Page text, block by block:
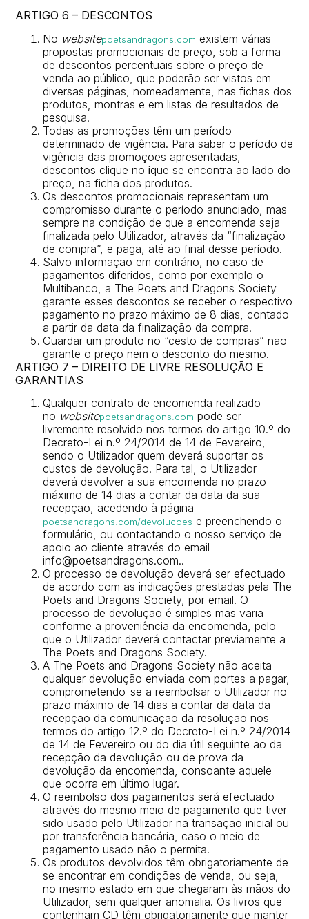
ARTIGO 6 – DESCONTOS
No websitepoetsandragons.com existem várias
propostas promocionais de preço, sob a forma
de descontos percentuais sobre o preço de
venda ao público, que poderão ser vistos em
diversas páginas, nomeadamente, nas fichas dos
produtos, montras e em listas de resultados de
pesquisa.
Todas as promoções têm um período
determinado de vigência. Para saber o período de
vigência das promoções apresentadas,
descontos clique noique se encontra ao lado do
preço, na ficha dos produtos.
Os descontos promocionais representam um
compromisso durante o período anunciado, mas
sempre na condição de que a encomenda seja
finalizada pelo Utilizador, através da “finalização
de compra”, e paga, até ao final desse período.
Salvo informação em contrário, no caso de
pagamentos diferidos, como por exemplo o
Multibanco, a The Poets and Dragons Society
garante esses descontos se receber o respectivo
pagamento no prazo máximo de 8 dias, contado
a partir da data da finalização da compra.
Guardar um produto no “cesto de compras” não
garante o preço nem o desconto do mesmo.
ARTIGO 7 – DIREITO DE LIVRE RESOLUÇÃO E
GARANTIAS
Qualquer contrato de encomenda realizado
no websitepoetsandragons.com pode ser
livremente resolvido nos termos do artigo 10.º do
Decreto-Lei n.º 24/2014 de 14 de Fevereiro,
sendo o Utilizador quem deverá suportar os
custos de devolução. Para tal, o Utilizador
deverá devolver a sua encomenda no prazo
máximo de 14 dias a contar da data da sua
recepção, acedendo à página
poetsandragons.com/devolucoes e preenchendo o
formulário, ou contactando o nosso serviço de
apoio ao cliente através do email
info@poetsandragons.com..
O processo de devolução deverá ser efectuado
de acordo com as indicações prestadas pela The
Poets and Dragons Society, por email. O
processo de devolução é simples mas varia
conforme a proveniência da encomenda, pelo
que o Utilizador deverá contactar previamente a
The Poets and Dragons Society.
A The Poets and Dragons Society não aceita
qualquer devolução enviada com portes a pagar,
comprometendo-se a reembolsar o Utilizador no
prazo máximo de 14 dias a contar da data da
recepção da comunicação da resolução nos
termos do artigo 12.º do Decreto-Lei n.º 24/2014
de 14 de Fevereiro ou do dia útil seguinte ao da
recepção da devolução ou de prova da
devolução da encomenda, consoante aquele
que ocorra em último lugar.
O reembolso dos pagamentos será efectuado
através do mesmo meio de pagamento que tiver
sido usado pelo Utilizador na transação inicial ou
por transferência bancária, caso o meio de
pagamento usado não o permita.
Os produtos devolvidos têm obrigatoriamente de
se encontrar em condições de venda, ou seja,
no mesmo estado em que chegaram às mãos do
Utilizador, sem qualquer anomalia. Os livros que
contenham CD têm obrigatoriamente que manter